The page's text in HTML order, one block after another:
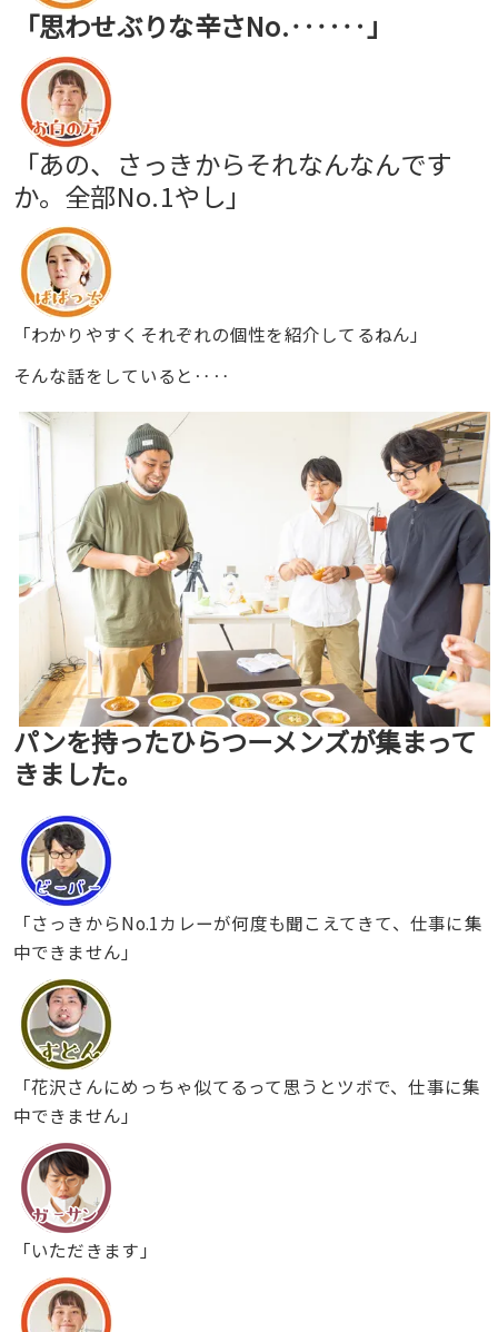
「思わせぶりな辛さNo.‥‥‥」
「あの、さっきからそれなんなんです
か。全部No.1やし」
「わかりやすくそれぞれの個性を紹介してるねん」
そんな話をしていると‥‥
パンを持ったひらつーメンズが集まって
きました。
「さっきからNo.1カレーが何度も聞こえてきて、仕事に集
中できません」
「花沢さんにめっちゃ似てるって思うとツボで、仕事に集
中できません」
「いただきます」